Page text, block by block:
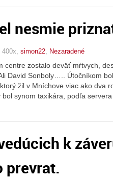
nesmie
400x, simon22, Nezaradené
centre zostalo deväť mŕtvych,
David Sonboly….. Útočníkom
žil v Mníchove viac ako dva
bol synom taxikára, podľa
k
prevrat.